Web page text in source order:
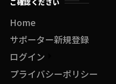
ご確認ください
Home
サポーター新規登録
ログイン
プライバシーポリシー